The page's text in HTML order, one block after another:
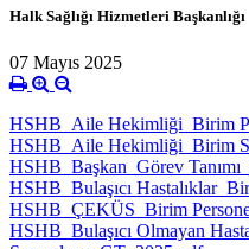
Halk Sağlığı Hizmetleri Başkanlığı
07 Mayıs 2025
HSHB_Aile Hekimliği_Birim
HSHB_Aile Hekimliği_Birim
HSHB_Başkan_Görev
HSHB_Bulaşıcı
HSHB_ÇEKÜS_Birim
HSHB_Bulaşıcı Olmayan